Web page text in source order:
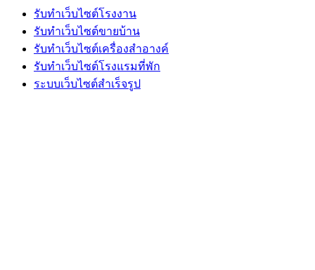
รับทำเว็บไซต์โรงงาน
รับทำเว็บไซต์ขายบ้าน
รับทำเว็บไซต์เครื่องสำอางค์
รับทำเว็บไซต์โรงแรมที่พัก
ระบบเว็บไซต์สำเร็จรูป